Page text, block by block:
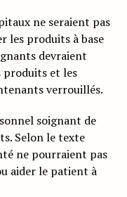
ne seraient pas
les produits à base
devraient
produits et les
verrouillés.
soignant de
Selon le texte
ne pourraient pas
aider le patient à